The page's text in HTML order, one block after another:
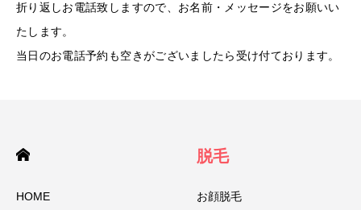
折り返しお電話致しますので、お名前・メッセージをお願いい
たします。
当日のお電話予約も空きがございましたら受け付ております。
HOME
脱毛
お顔脱毛